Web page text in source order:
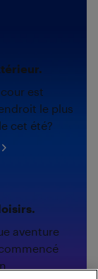
est
le plus
cet été?
aventure